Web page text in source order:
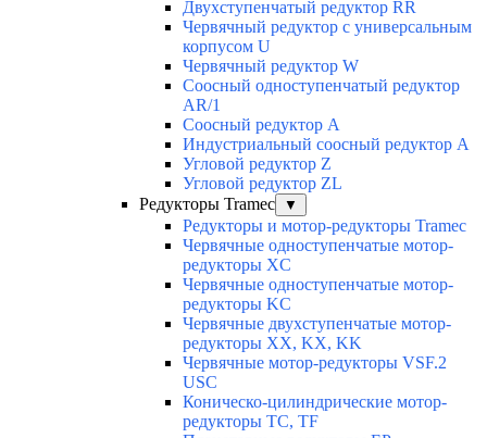
Двухступенчатый редуктор RR
Червячный редуктор с универсальным
корпусом U
Червячный редуктор W
Соосный одноступенчатый редуктор
AR/1
Соосный редуктор А
Индустриальный соосный редуктор А
Угловой редуктор Z
Угловой редуктор ZL
Редукторы Tramec
▼
Редукторы и мотор-редукторы Tramec
Червячные одноступенчатые мотор-
редукторы XC
Червячные одноступенчатые мотор-
редукторы KC
Червячные двухступенчатые мотор-
редукторы XX, KX, KK
Червячные мотор-редукторы VSF.2
USC
Коническо-цилиндрические мотор-
редукторы TC, TF